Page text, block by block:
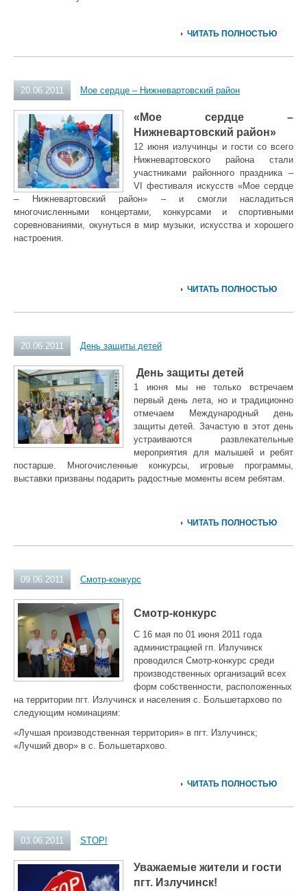
ЧИТАТЬ ПОЛНОСТЬЮ
20.06.2011 Мое сердце – Нижневартовский район
«Мое сердце –
Нижневартовский район»
12 июня излучинцы и гости со всего
Нижневартовского района стали
участниками районного праздника –
VI
фестиваля искусств «Мое сердце
– Нижневартовский район» – и смогли насладиться
многочисленными концертами, конкурсами и спортивными
соревнованиями, окунуться в мир музыки, искусства и хорошего
настроения.
ЧИТАТЬ ПОЛНОСТЬЮ
20.06.2011 День защиты детей
День защиты детей
1 июня мы не только встречаем
первый день лета, но и традиционно
отмечаем Международный день
защиты детей. Зачастую в этот день
устраиваются развлекательные
мероприятия для малышей и ребят
постарше. Многочисленные конкурсы, игровые программы,
выставки призваны подарить радостные моменты всем ребятам.
ЧИТАТЬ ПОЛНОСТЬЮ
09.06.2011 Смотр-конкурс
Смотр-конкурс
С 16 мая по 01 июня 2011 года
администрацией гп. Излучинск
проводился Смотр-конкурс среди
производственных организаций всех
форм собственности, расположенных
на территории пгт. Излучинск и населения с. Большетархово по
следующим номинациям:
«Лучшая производственная территория» в пгт. Излучинск;
«Лучший двор» в с. Большетархово.
ЧИТАТЬ ПОЛНОСТЬЮ
03.06.2011 STOP!
Уважаемые жители и гости
пгт. Излучинск!